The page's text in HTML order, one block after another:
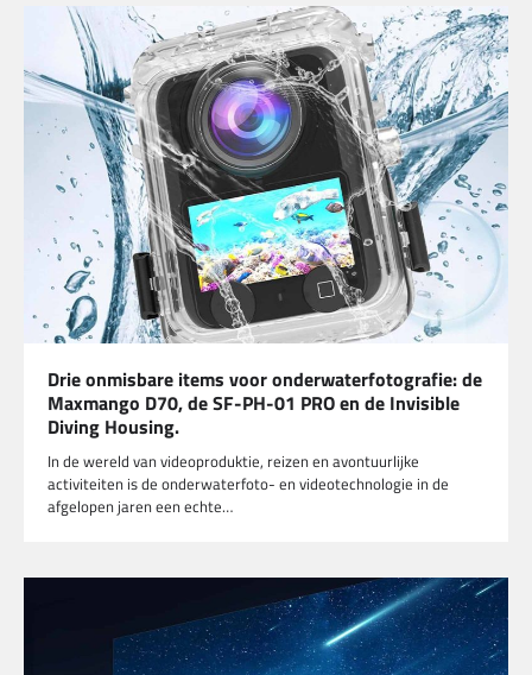
Drie onmisbare items voor onderwaterfotografie: de
Maxmango D70, de SF-PH-01 PRO en de Invisible
Diving Housing.
In de wereld van videoproduktie, reizen en avontuurlijke
activiteiten is de onderwaterfoto- en videotechnologie in de
afgelopen jaren een echte…